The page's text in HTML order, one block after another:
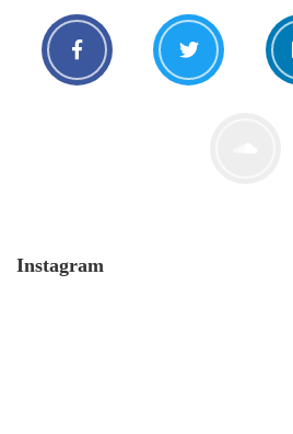
Instagram